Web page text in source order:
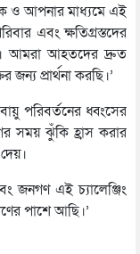
ও আপনার মাধ্যমে এই
এবং ক্ষতিগ্রস্তদের
আমরা আহতদের দ্রুত
প্রার্থনা করছি।’
পরিবর্তনের ধ্বংসের
সময় ঝুঁকি হ্রাস করার
জনগণ এই চ্যালেঞ্জিং
পাশে আছি।’